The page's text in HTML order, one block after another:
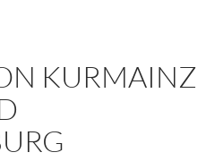
KURMAINZ